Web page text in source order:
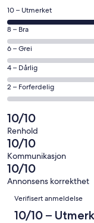
et
nytt
vindu
Rangering
på
10
−
Utmerket.
av
totalt
1
anmeldelser.
10 – Utmerket
Rangering
på
8
−
Bra.
0
totalt
1
anmeldelser.
8 – Bra
Rangering
på
6
−
Grei.
0
av
totalt
1
anmeldelser.
6 – Grei
Rangering
på
4
Dårlig.
0
av
totalt
1
anmeldelser.
4 – Dårlig
Rangering
på
2
−
Forferdelig.
0
av
totalt
anmeldelser.
2 – Forferdelig
10/10
Renhold
10/10
Kommunikasjon
10/10
Annonsens korrekthet
Anmeldelser
Verifisert anmeldelse
10/10 –